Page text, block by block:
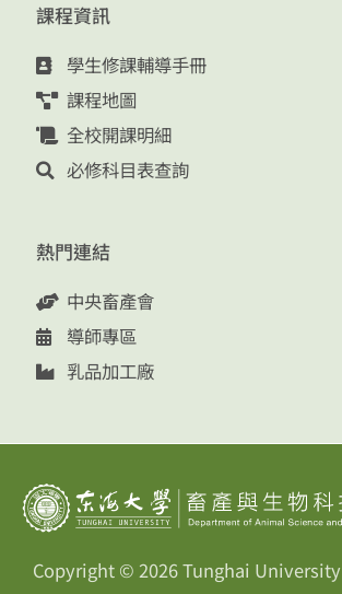
課程資訊
學生修課輔導手冊
課程地圖
全校開課明細
必修科目表查詢
熱門連結
中央畜產會
導師專區
乳品加工廠
Copyright © 2026Tunghai University